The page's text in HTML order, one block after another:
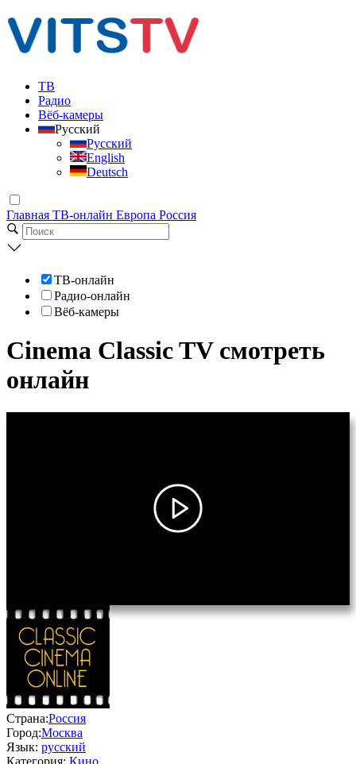
ТВ
Радио
Вёб-камеры
Русский
Русский
English
Deutsch
Главная ТВ-онлайн Европа Россия
ТВ-онлайн
Радио-онлайн
Вёб-камеры
Cinema Classic TV смотреть
онлайн
Страна:Россия
Город:Москва
Язык: русский
Категория: Кино